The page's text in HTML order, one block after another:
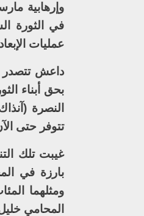
وإرهابية
في الثورة
عمليات
بحق أبناء
النصرة
تتوفر حتى
غيبت تلك
بارزة في
ومثلهما
المحامي